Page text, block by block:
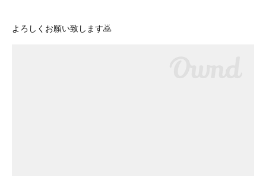
よろしくお願い致します🙇